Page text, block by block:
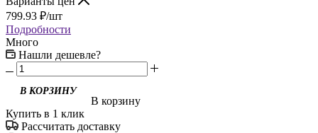
799.93 ₽/шт
Подробности
Много
Нашли дешевле?
В корзину
Купить в 1 клик
Рассчитать доставку